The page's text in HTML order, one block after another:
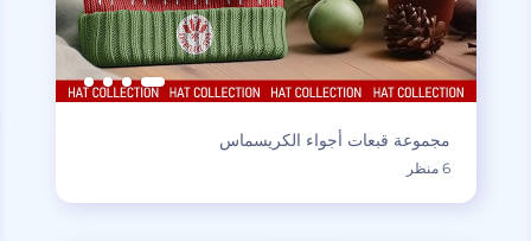
مجموعة قبعات أجواء الكريسماس
6 منظر